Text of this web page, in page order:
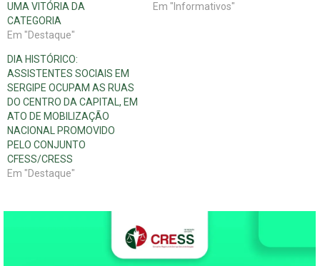
UMA VITÓRIA DA
CATEGORIA
Em "Destaque"
Em "Informativos"
DIA HISTÓRICO:
ASSISTENTES SOCIAIS EM
SERGIPE OCUPAM AS RUAS
DO CENTRO DA CAPITAL, EM
ATO DE MOBILIZAÇÃO
NACIONAL PROMOVIDO
PELO CONJUNTO
CFESS/CRESS
Em "Destaque"